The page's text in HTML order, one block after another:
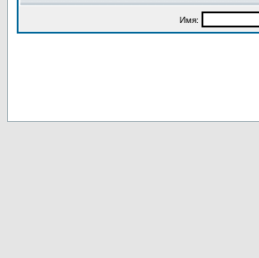
Имя: